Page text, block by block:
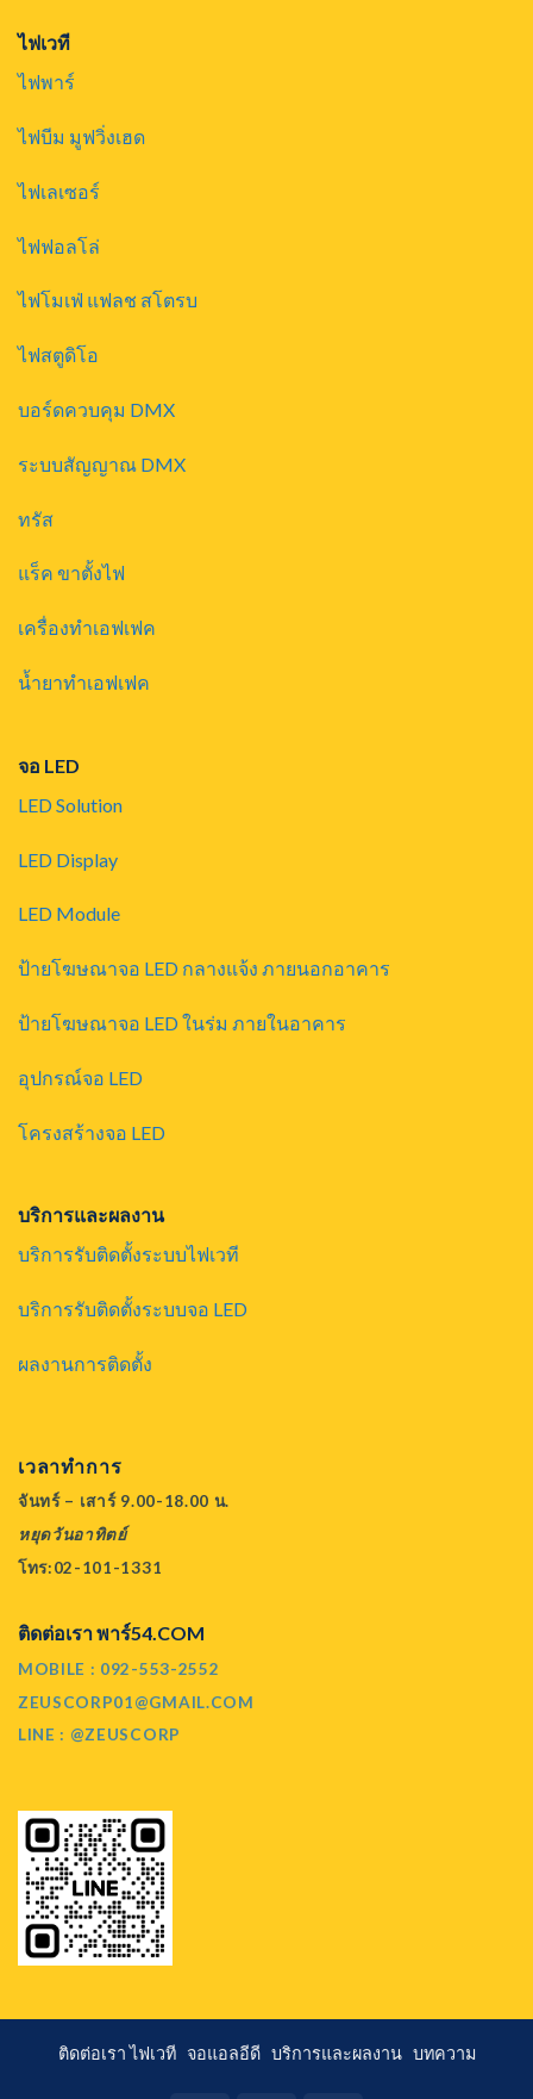
ไฟเวที
ไฟพาร์
ไฟบีม มูฟวิ่งเฮด
ไฟเลเซอร์
ไฟฟอลโล่
ไฟโมเฟ่ แฟลช สโตรบ
ไฟสตูดิโอ
บอร์ดควบคุม DMX
ระบบสัญญาณ DMX
ทรัส
แร็ค ขาตั้งไฟ
เครื่องทำเอฟเฟค
น้ำยาทำเอฟเฟค
จอ LED
LED Solution
LED Display
LED Module
ป้ายโฆษณาจอ LED กลางแจ้ง ภายนอกอาคาร
ป้ายโฆษณาจอ LED ในร่ม ภายในอาคาร
อุปกรณ์จอ LED
โครงสร้างจอ LED
บริการและผลงาน
บริการรับติดตั้งระบบไฟเวที
บริการรับติดตั้งระบบจอ LED
ผลงานการติดตั้ง
เวลาทำการ
จันทร์ – เสาร์ 9.00-18.00 น.
หยุดวันอาทิตย์
โทร:02-101-1331
ติดต่อเรา พาร์54.COM
MOBILE : 092-553-2552
ZEUSCORP01@GMAIL.COM
LINE : @ZEUSCORP
ติดต่อเราไฟเวที จอแอลอีดี บริการและผลงาน บทความ